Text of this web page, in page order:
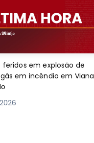
feridos em explosão de
em incêndio em Viana